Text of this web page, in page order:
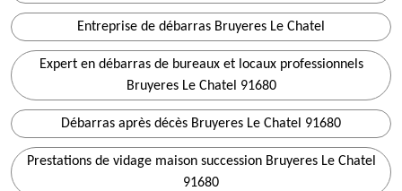
Entreprise de débarras Bruyeres Le Chatel
Expert en débarras de bureaux et locaux professionnels
Bruyeres Le Chatel 91680
Débarras après décès Bruyeres Le Chatel 91680
Prestations de vidage maison succession Bruyeres Le Chatel
91680